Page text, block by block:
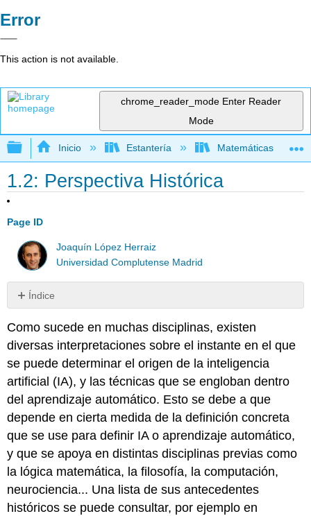
Error
This action is not available.
chrome_reader_mode Enter Reader
Mode
Expandir/contraer jerarquía global
Inicio Estantería Matemáticas
1.2: Perspectiva Histórica
Page ID
Joaquín López Herraiz
Universidad Complutense Madrid
Índice
Sin
Como sucede en muchas disciplinas, existen
diversas interpretaciones sobre el instante en el que
se puede determinar el origen de la inteligencia
artificial (IA), y las técnicas que se engloban dentro
del aprendizaje automático. Esto se debe a que
depende en cierta medida de la definición concreta
que se use para definir IA o aprendizaje automático,
y que se apoya en distintas disciplinas previas como
la lógica matemática, la filosofía, la computación,
neurociencia... Una lista de sus antecedentes
históricos se puede consultar, por ejemplo en